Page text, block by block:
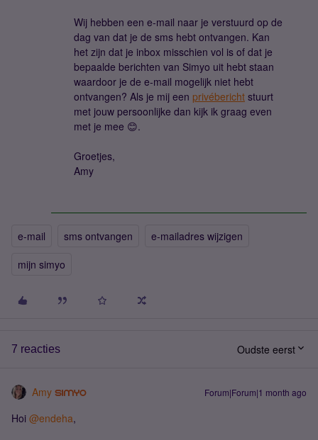
Wij hebben een e-mail naar je verstuurd op de
dag van dat je de sms hebt ontvangen. Kan
het zijn dat je inbox misschien vol is of dat je
bepaalde berichten van Simyo uit hebt staan
waardoor je de e-mail mogelijk niet hebt
ontvangen? Als je mij een privébericht stuurt
met jouw persoonlijke dan kijk ik graag even
met je mee 😊.
Groetjes,
Amy
e-mail sms ontvangen
e-mailadres wijzigen
mijn simyo
7 reacties Oudste eerst
Amy Forum|Forum|1 month ago
Hoi ​ @endeha,